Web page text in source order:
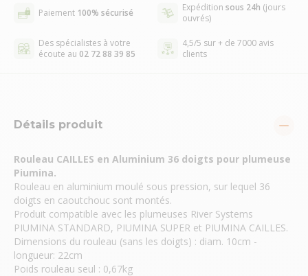
Paiement 100% sécurisé Expédition sous 24h (jours
ouvrés)
Des spécialistes à votre
écoute au 02 72 88 39 85
4,5/5 sur + de 7000 avis
clients
Détails produit
Rouleau CAILLES en Aluminium 36 doigts pour plumeuse
Piumina.
Rouleau en aluminium moulé sous pression, sur lequel 36
doigts en caoutchouc sont montés.
Produit compatible avec les plumeuses River Systems
PIUMINA STANDARD, PIUMINA SUPER et PIUMINA CAILLES.
Dimensions du rouleau (sans les doigts) : diam. 10cm -
longueur: 22cm
Poids rouleau seul : 0,67kg